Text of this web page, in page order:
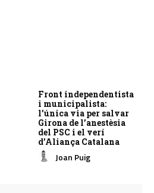
Front independentista
i municipalista:
l’única via per salvar
Girona de l’anestèsia
del PSC i el verí
d’Aliança Catalana
Joan Puig